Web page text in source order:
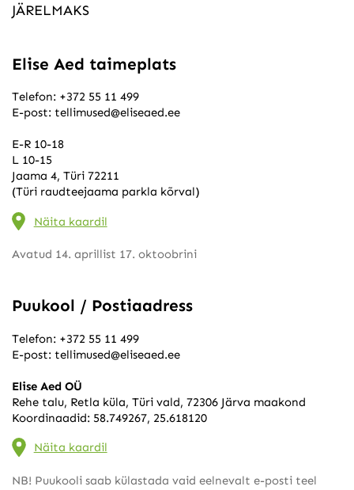
JÄRELMAKS
Elise Aed taimeplats
Telefon: +372 55 11 499
E-post: tellimused@eliseaed.ee
E-R 10-18
L 10-15
Jaama 4, Türi 72211
(Türi raudteejaama parkla kõrval)
Näita kaardil
Avatud 14. aprillist 17. oktoobrini
Puukool / Postiaadress
Telefon: +372 55 11 499
E-post: tellimused@eliseaed.ee
Elise Aed OÜ
Rehe talu, Retla küla, Türi vald, 72306 Järva maakond
Koordinaadid: 58.749267, 25.618120
Näita kaardil
NB! Puukooli saab külastada vaid eelnevalt e-posti teel